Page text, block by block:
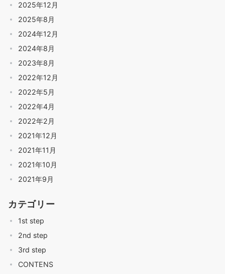
2025年12月
2025年8月
2024年12月
2024年8月
2023年8月
2022年12月
2022年5月
2022年4月
2022年2月
2021年12月
2021年11月
2021年10月
2021年9月
カテゴリー
1st step
2nd step
3rd step
CONTENS